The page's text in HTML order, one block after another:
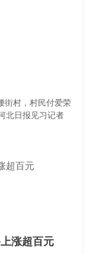
街村，村民付爱荣
北日报见习记者
涨超百元